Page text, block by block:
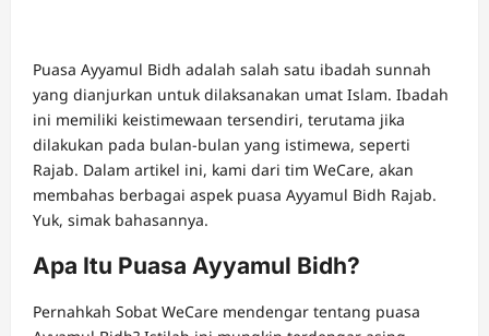
Puasa Ayyamul Bidh adalah salah satu ibadah sunnah
yang dianjurkan untuk dilaksanakan umat Islam. Ibadah
ini memiliki keistimewaan tersendiri, terutama jika
dilakukan pada bulan-bulan yang istimewa, seperti
Rajab. Dalam artikel ini, kami dari tim WeCare, akan
membahas berbagai aspek puasa Ayyamul Bidh Rajab.
Yuk, simak bahasannya.
Apa Itu Puasa Ayyamul Bidh?
Pernahkah Sobat WeCare mendengar tentang puasa